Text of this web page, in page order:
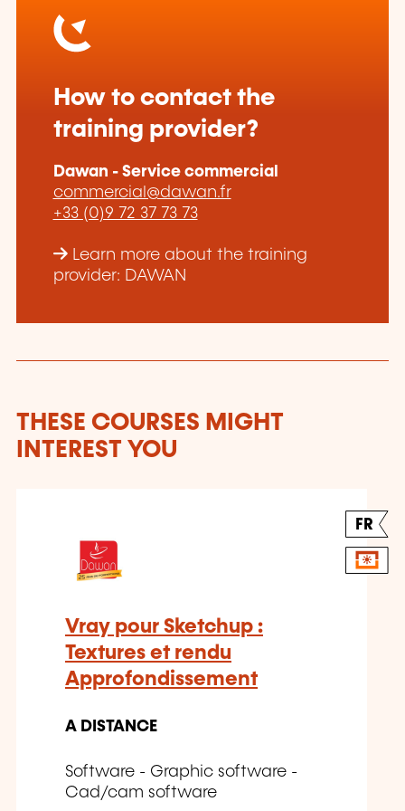
How to contact the
training provider?
Dawan - Service commercial
commercial@dawan.fr
+33 (0)9 72 37 73 73
Learn more about the training
provider: DAWAN
THESE COURSES MIGHT
INTEREST YOU
FR
Vray pour Sketchup :
Textures et rendu
Approfondissement
A DISTANCE
Software - Graphic software -
Cad/cam software